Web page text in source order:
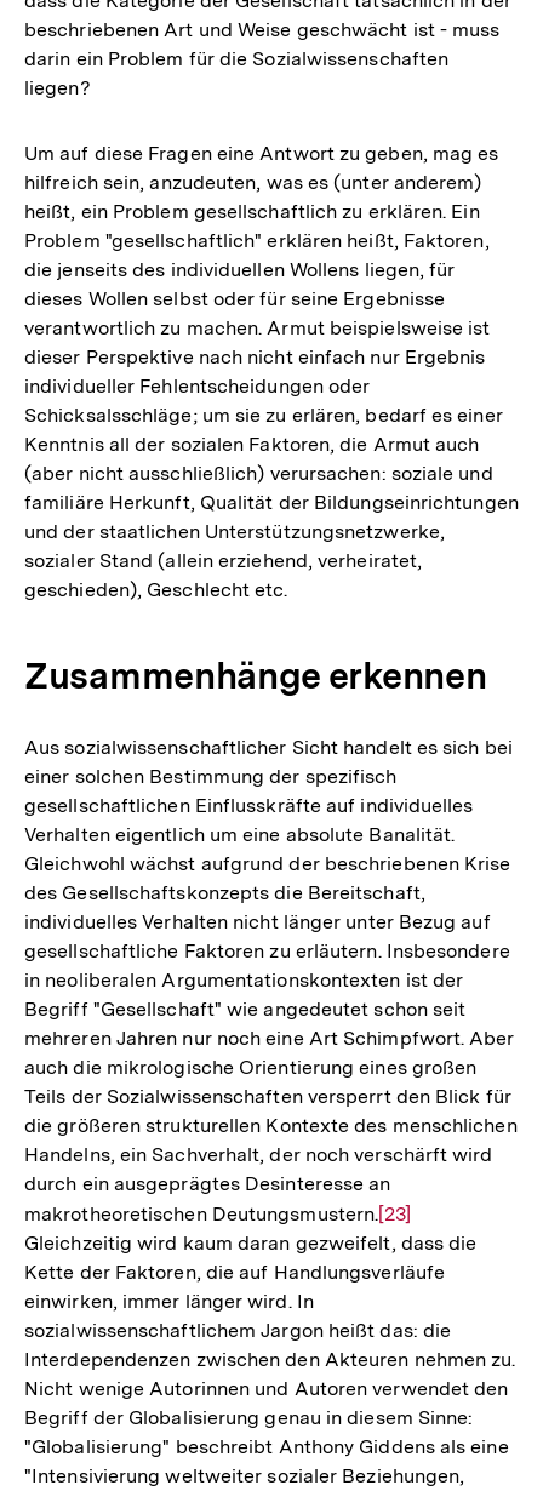
beschriebenen Art und Weise geschwächt ist - muss
darin ein Problem für die Sozialwissenschaften
liegen?
Um auf diese Fragen eine Antwort zu geben, mag es
hilfreich sein, anzudeuten, was es (unter anderem)
heißt, ein Problem gesellschaftlich zu erklären. Ein
Problem "gesellschaftlich" erklären heißt, Faktoren,
die jenseits des individuellen Wollens liegen, für
dieses Wollen selbst oder für seine Ergebnisse
verantwortlich zu machen. Armut beispielsweise ist
dieser Perspektive nach nicht einfach nur Ergebnis
individueller Fehlentscheidungen oder
Schicksalsschläge; um sie zu erlären, bedarf es einer
Kenntnis all der sozialen Faktoren, die Armut auch
(aber nicht ausschließlich) verursachen: soziale und
familiäre Herkunft, Qualität der Bildungseinrichtungen
und der staatlichen Unterstützungsnetzwerke,
sozialer Stand (allein erziehend, verheiratet,
geschieden), Geschlecht etc.
Zusammenhänge erkennen
Aus sozialwissenschaftlicher Sicht handelt es sich bei
einer solchen Bestimmung der spezifisch
gesellschaftlichen Einflusskräfte auf individuelles
Verhalten eigentlich um eine absolute Banalität.
Gleichwohl wächst aufgrund der beschriebenen Krise
des Gesellschaftskonzepts die Bereitschaft,
individuelles Verhalten nicht länger unter Bezug auf
gesellschaftliche Faktoren zu erläutern. Insbesondere
in neoliberalen Argumentationskontexten ist der
Begriff "Gesellschaft" wie angedeutet schon seit
mehreren Jahren nur noch eine Art Schimpfwort. Aber
auch die mikrologische Orientierung eines großen
Teils der Sozialwissenschaften versperrt den Blick für
die größeren strukturellen Kontexte des menschlichen
Handelns, ein Sachverhalt, der noch verschärft wird
durch ein ausgeprägtes Desinteresse an
makrotheoretischen Deutungsmustern.Zur
Auflösung
der
[23]
Gleichzeitig wird kaum daran gezweifelt, dass die
Kette der Faktoren, die auf Handlungsverläufe
einwirken, immer länger wird. In
sozialwissenschaftlichem Jargon heißt das: die
Interdependenzen zwischen den Akteuren nehmen zu.
Nicht wenige Autorinnen und Autoren verwendet den
Begriff der Globalisierung genau in diesem Sinne:
"Globalisierung" beschreibt Anthony Giddens als eine
"Intensivierung weltweiter sozialer Beziehungen,